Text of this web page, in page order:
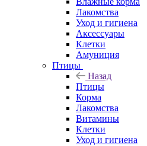
Лакомства
Уход и гигиена
Аксессуары
Клетки
Амуниция
Птицы
Назад
Птицы
Корма
Лакомства
Витамины
Клетки
Уход и гигиена